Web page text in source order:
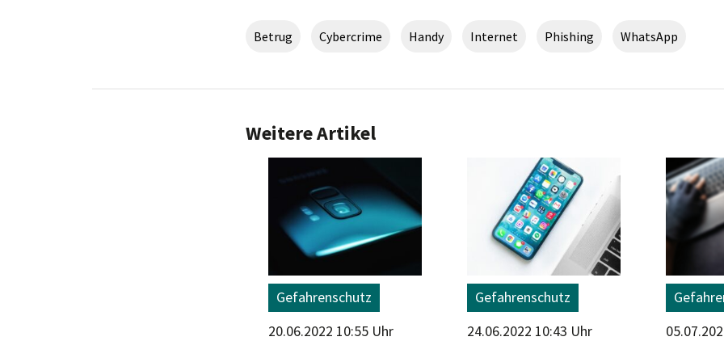
Betrug Cybercrime Handy Internet Phishing WhatsApp
Weitere Artikel
Gefahrenschutz
20.06.2022 10:55 Uhr
Gefahrenschutz
24.06.2022 10:43 Uhr